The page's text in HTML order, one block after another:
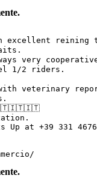
reining
very
1/2 riders.
with veterinary
🇮🇹🇮🇹🇮🇹
Up at +39 331